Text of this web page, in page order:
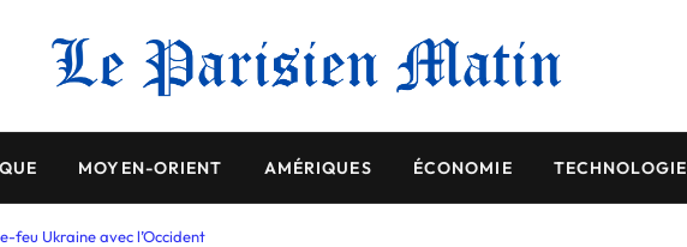
MOYEN-ORIENT AMÉRIQUES ÉCONOMIE TECHNOLOGIE
feu Ukraine avec l’Occident